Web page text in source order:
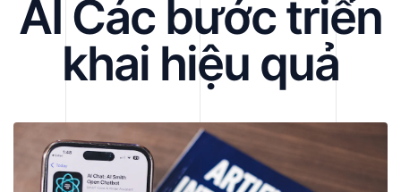
AI Các bước triển
khai hiệu quả